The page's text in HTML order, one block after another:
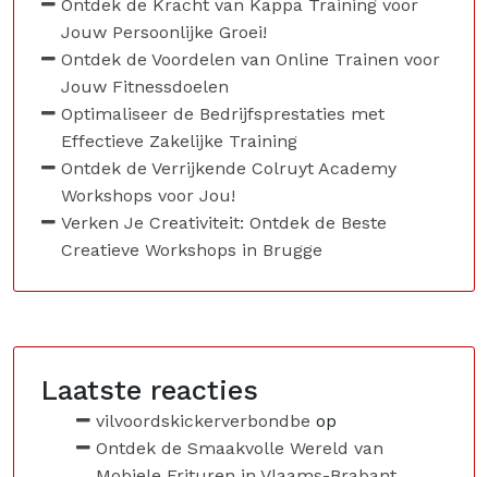
Ontdek de Kracht van Kappa Training voor
Jouw Persoonlijke Groei!
Ontdek de Voordelen van Online Trainen voor
Jouw Fitnessdoelen
Optimaliseer de Bedrijfsprestaties met
Effectieve Zakelijke Training
Ontdek de Verrijkende Colruyt Academy
Workshops voor Jou!
Verken Je Creativiteit: Ontdek de Beste
Creatieve Workshops in Brugge
Laatste reacties
vilvoordskickerverbondbe op
Ontdek de Smaakvolle Wereld van